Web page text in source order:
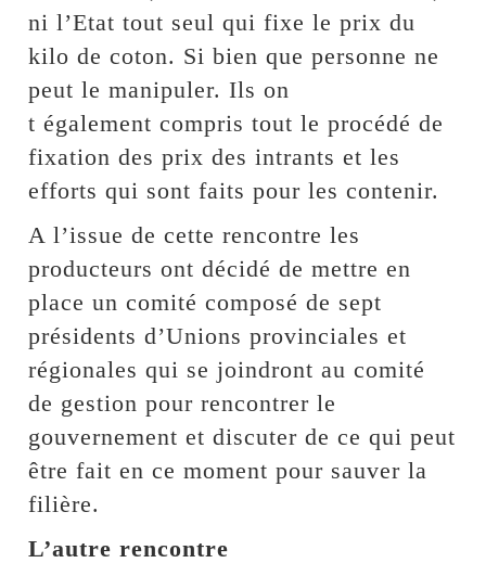
ni l’Etat tout seul qui fixe le prix du
kilo de coton. Si bien que personne ne
peut le manipuler. Ils on
t également compris tout le procédé de
fixation des prix des intrants et les
efforts qui sont faits pour les contenir.
A l’issue de cette rencontre les
producteurs ont décidé de mettre en
place un comité composé de sept
présidents d’Unions provinciales et
régionales qui se joindront au comité
de gestion pour rencontrer le
gouvernement et discuter de ce qui peut
être fait en ce moment pour sauver la
filière.
L’autre rencontre